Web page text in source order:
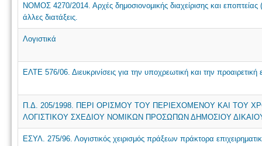
NOMOΣ 4270/2014. Αρχές δημοσιονομικής διαχείρισης και
άλλες διατάξεις.
Λογιστικά
ΕΛΤΕ 576/06. Διευκρινίσεις για την υποχρεωτική και την
Π.Δ. 205/1998. ΠΕΡΙ ΟΡΙΣΜΟΥ ΤΟΥ ΠΕΡΙΕΧΟΜΕΝΟΥ ΚΑΙ ΤΟΥ
ΛΟΓΙΣΤΙΚΟΥ ΣΧΕΔΙΟΥ ΝΟΜΙΚΩΝ ΠΡΟΣΩΠΩΝ ΔΗΜΟΣΙΟΥ
ΕΣΥΛ. 275/96. Λογιστικός χειρισμός πράξεων πράκτορα